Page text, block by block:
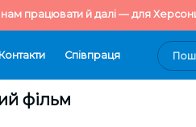
працювати й далі — для
Контакти Cпівпраця
фільм